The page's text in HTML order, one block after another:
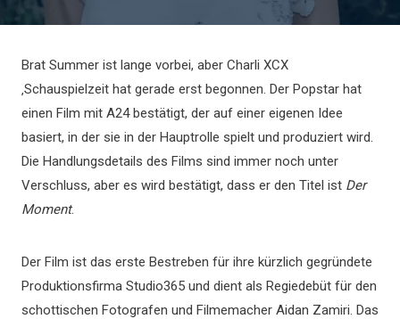
Brat Summer ist lange vorbei, aber Charli XCX
‚Schauspielzeit hat gerade erst begonnen. Der Popstar hat
einen Film mit A24 bestätigt, der auf einer eigenen Idee
basiert, in der sie in der Hauptrolle spielt und produziert wird.
Die Handlungsdetails des Films sind immer noch unter
Verschluss, aber es wird bestätigt, dass er den Titel ist Der
Moment.
Der Film ist das erste Bestreben für ihre kürzlich gegründete
Produktionsfirma Studio365 und dient als Regiedebüt für den
schottischen Fotografen und Filmemacher Aidan Zamiri. Das